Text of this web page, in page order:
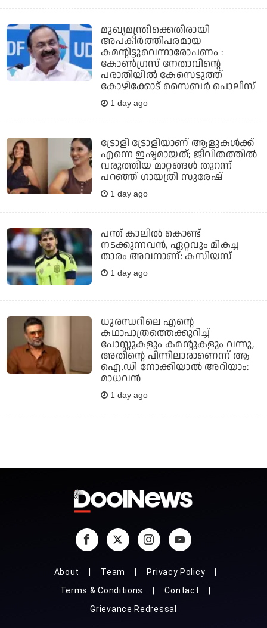
മുഖ്യമന്ത്രിക്കെതിരായി
അപകീര്‍ത്തിപരമായ
കമന്റിട്ടുവെന്നാരോപണം :
കോണ്‍ഗ്രസ് നേതാവിന്റെ
പരാതിയില്‍ കേസെടുത്ത്
കോഴിക്കോട് സൈബര്‍ പൊലീസ്
1 day ago
ട്രോളി ട്രോളിയാണ് ആളുകൾക്ക്
എന്നെ ഇഷ്ടമായത്; ജീവിതത്തിൽ
വരുത്തിയ മാറ്റങ്ങൾ തുറന്ന്
പറഞ്ഞ് ഗായത്രി സുരേഷ്
1 day ago
പന്ത് കാലില്‍ കൊണ്ട്
നടക്കുന്നവന്‍, ഏറ്റവും മികച്ച
താരം അവനാണ്: കസിയസ്
1 day ago
ധുരന്ധറിലെ എന്റെ
കഥാപാത്രത്തെക്കുറിച്ച്
പോസ്റ്റുകളും കമന്റുകളും വന്നു,
അതിന്റെ പിന്നിലാരാണെന്ന് ആ
ഐ.ഡി നോക്കിയാല്‍ അറിയാം:
മാധവന്‍
1 day ago
About Team
Privacy Policy
Terms & Conditions
Contact
Grievance Redressal